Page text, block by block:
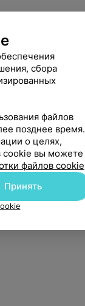
сбора
файлов
позднее время.
о целях,
cookie вы можете
файлов cookie
Принять